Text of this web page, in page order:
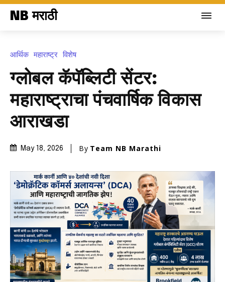
NB मराठी
आर्थिक महाराष्ट्र विशेष
ग्लोबल कॅपॅब्लिटी सेंटर:
महाराष्ट्राचा पंचवार्षिक विकास
आराखडा
May 18, 2026 By Team NB Marathi